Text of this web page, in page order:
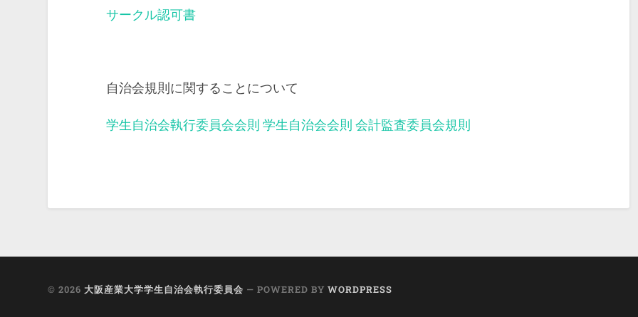
サークル認可書
自治会規則に関することについて
学生自治会執行委員会会則 学生自治会会則 会計監査委員会規則
© 2026 大阪産業大学学生自治会執行委員会 — POWERED BYWORDPRESS